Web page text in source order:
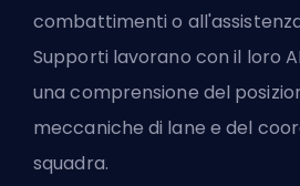
combattimenti o
Supporti lavorano con il loro
una comprensione del
meccaniche di lane e del
squadra.